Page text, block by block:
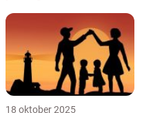
18 oktober 2025